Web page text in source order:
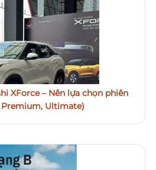
XForce – Nên lựa chọn phiên
Premium, Ultimate)